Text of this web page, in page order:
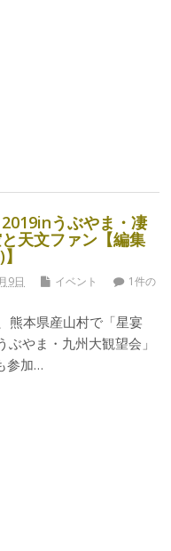
うぶやま・凄
天文ファン【編集
9日 イベント
1件の
熊本県産山村で「星宴
ぶやま・九州大観望会」
参加…